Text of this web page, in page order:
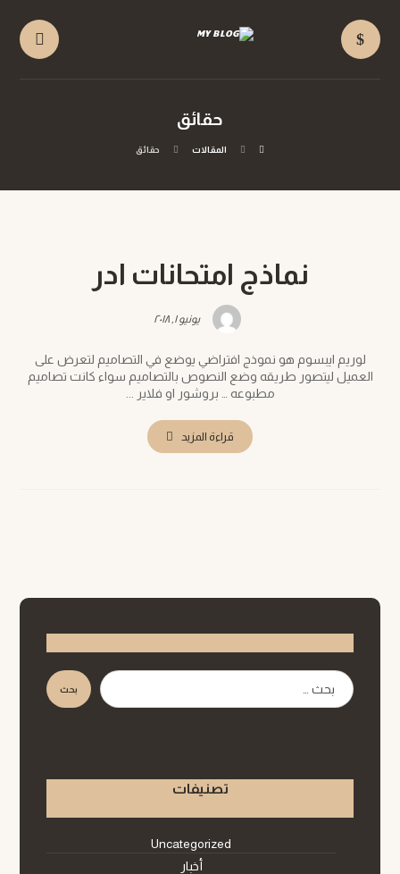
حقائق
المقالات حقائق
نماذج امتحانات ادر
يونيو ١, ٢٠١٨
لوريم ايبسوم هو نموذج افتراضي يوضع في التصاميم لتعرض على
العميل ليتصور طريقه وضع النصوص بالتصاميم سواء كانت تصاميم
مطبوعه … بروشور او فلاير ...
قراءة المزيد
بحث
تصنيفات
Uncategorized
أخبار